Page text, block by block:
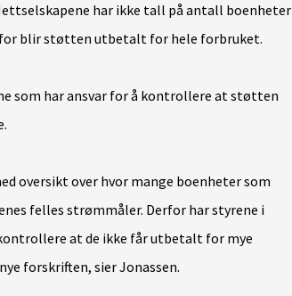
har ikke tall på antall boenheter
blir støtten utbetalt for hele forbruket.
som har ansvar for å kontrollere at støtten
oversikt over hvor mange boenheter som
felles strømmåler. Derfor har styrene i
at de ikke får utbetalt for mye
forskriften, sier Jonassen.